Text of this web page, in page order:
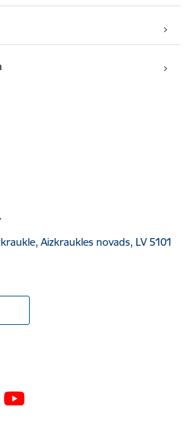
Aizkraukles novads, LV 5101